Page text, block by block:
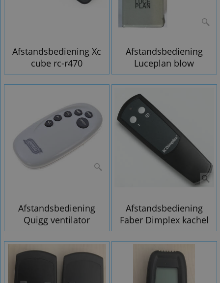
Afstandsbediening Xc
cube rc-r470
Afstandsbediening
Luceplan blow
Afstandsbediening
Quigg ventilator
Afstandsbediening
Faber Dimplex kachel